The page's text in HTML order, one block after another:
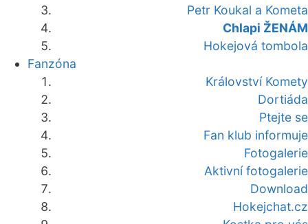
Petr Koukal a Kometa
Chlapi ŽENÁM
Hokejová tombola
Fanzóna
Království Komety
Dortiáda
Ptejte se
Fan klub informuje
Fotogalerie
Aktivní fotogalerie
Download
Hokejchat.cz